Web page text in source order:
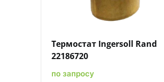
Термостат Ingersoll Rand
22186720
по запросу